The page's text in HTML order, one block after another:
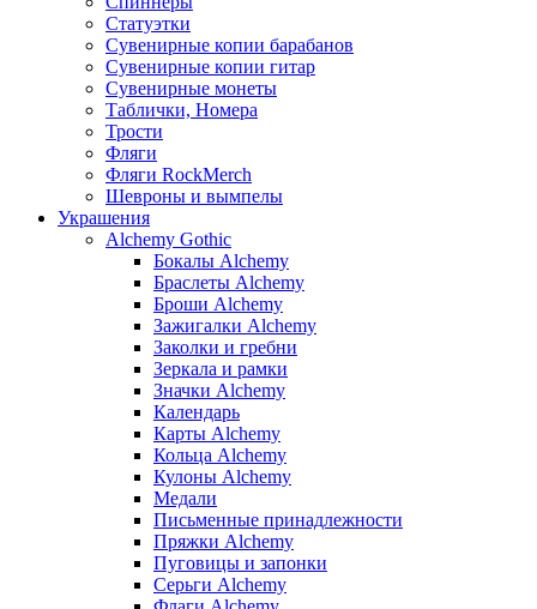
Статуэтки
Сувенирные копии барабанов
Сувенирные копии гитар
Сувенирные монеты
Таблички, Номера
Трости
Фляги
Фляги RockMerch
Шевроны и вымпелы
Украшения
Alchemy Gothic
Бокалы Alchemy
Браслеты Alchemy
Броши Alchemy
Зажигалки Alchemy
Заколки и гребни
Зеркала и рамки
Значки Alchemy
Календарь
Карты Alchemy
Кольца Alchemy
Кулоны Alchemy
Медали
Письменные принадлежности
Пряжки Alchemy
Пуговицы и запонки
Серьги Alchemy